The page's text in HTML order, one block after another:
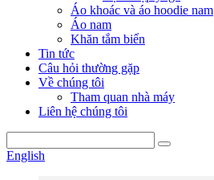
Áo khoác và áo hoodie nam
Áo nam
Khăn tắm biển
Tin tức
Câu hỏi thường gặp
Về chúng tôi
Tham quan nhà máy
Liên hệ chúng tôi
English